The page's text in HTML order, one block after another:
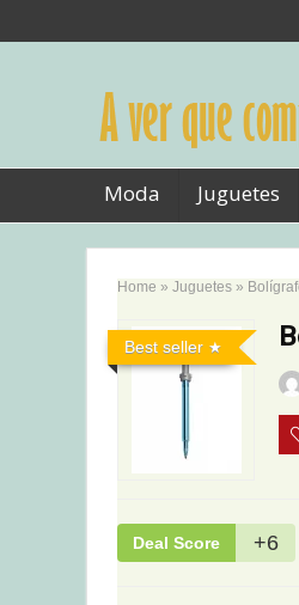
Moda Juguetes
Home » Juguetes »
Best seller
Deal Score +6